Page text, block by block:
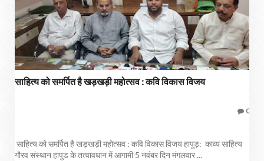
साहित्य को समर्पित है खड़खड़ी महोत्सव : कवि विकास विजय
0
साहित्य को समर्पित है खड़खड़ी महोत्सव : कवि विकास विजय हापुड़: काव्य साहित्य
गौरव संस्थान हापुड के तत्वावधान में आगामी 5 नवंबर दिन मंगलवार ...